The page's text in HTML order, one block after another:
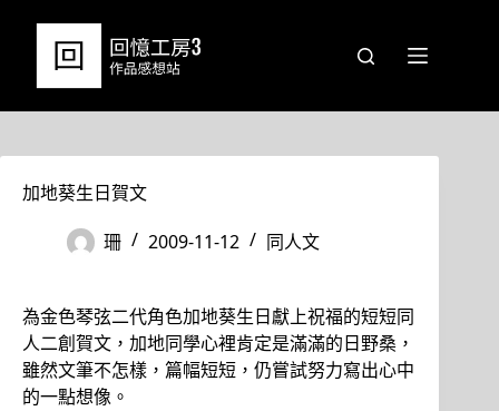
加地葵生日賀文
珊
2009-11-12 同人文
為金色琴弦二代角色加地葵生日獻上祝福的短短同
人二創賀文，加地同學心裡肯定是滿滿的日野桑，
雖然文筆不怎樣，篇幅短短，仍嘗試努力寫出心中
的一點想像。